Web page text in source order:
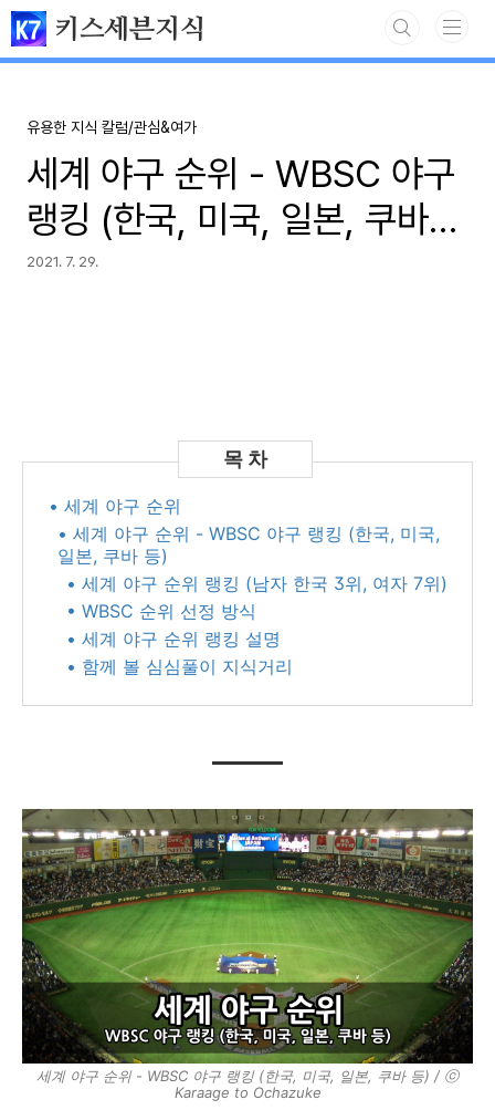
본문 바로가기
키스세븐지식
유용한 지식 칼럼/관심&여가
세계 야구 순위 - WBSC 야구
랭킹 (한국, 미국, 일본, 쿠바
등)
2021. 7. 29.
• 세계 야구 순위
• 세계 야구 순위 - WBSC 야구 랭킹 (한국, 미국,
일본, 쿠바 등)
• 세계 야구 순위 랭킹 (남자 한국 3위, 여자 7위)
• WBSC 순위 선정 방식
• 세계 야구 순위 랭킹 설명
• 함께 볼 심심풀이 지식거리
세계 야구 순위 - WBSC 야구 랭킹 (한국, 미국, 일본, 쿠바 등) / ⓒ
Karaage to Ochazuke